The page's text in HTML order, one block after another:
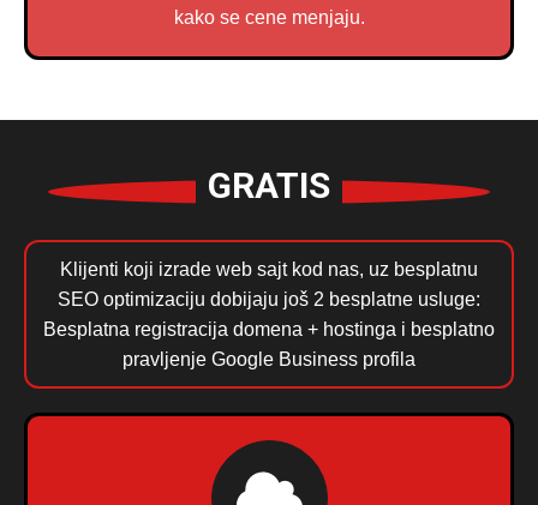
kako se cene menjaju.
GRATIS
Klijenti koji izrade web sajt kod nas, uz besplatnu
SEO optimizaciju dobijaju još 2 besplatne usluge:
Besplatna registracija domena + hostinga i besplatno
pravljenje Google Business profila